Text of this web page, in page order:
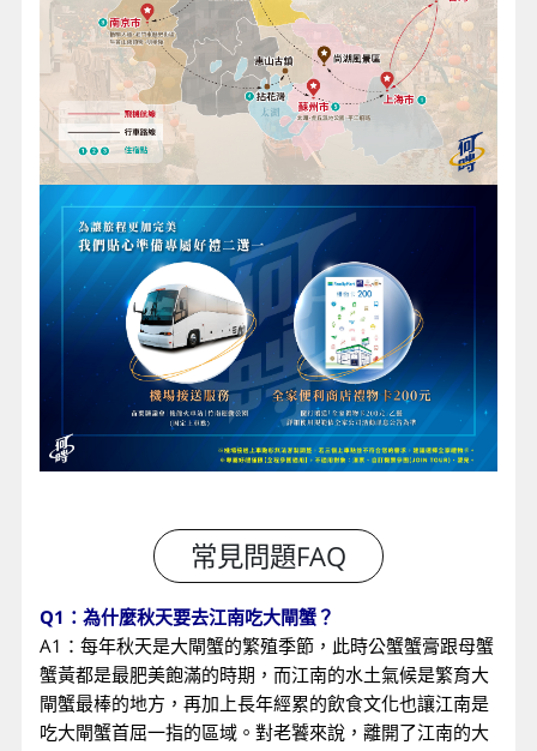
Q1：為什麼秋天要去江南吃大閘蟹？
A1：每年秋天是大閘蟹的繁殖季節，此時公蟹蟹膏跟母蟹
蟹黃都是最肥美飽滿的時期，而江南的水土氣候是繁育大
閘蟹最棒的地方，再加上長年經累的飲食文化也讓江南是
吃大閘蟹首屈一指的區域。對老饕來說，離開了江南的大